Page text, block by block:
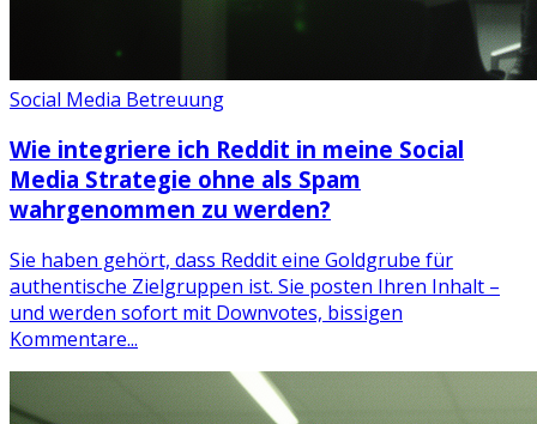
Social Media Betreuung
Wie integriere ich Reddit in meine Social
Media Strategie ohne als Spam
wahrgenommen zu werden?
Sie haben gehört, dass Reddit eine Goldgrube für
authentische Zielgruppen ist. Sie posten Ihren Inhalt –
und werden sofort mit Downvotes, bissigen
Kommentare...